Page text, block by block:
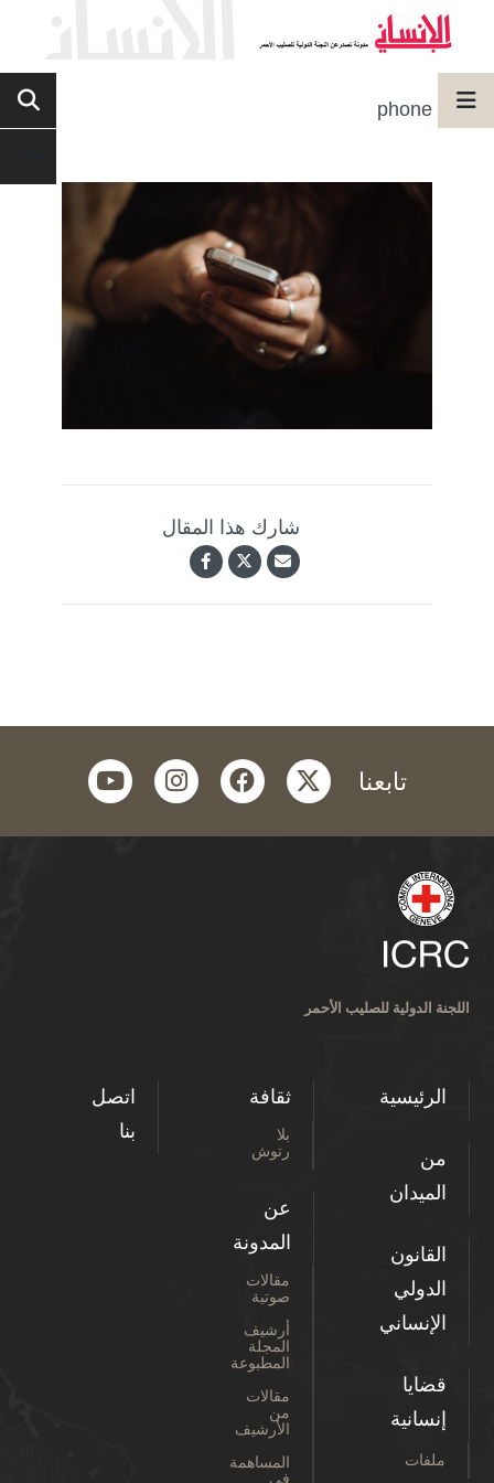
phone
شارك هذا المقال
تابعنا twitter
facebook
instagram
youtube
اللجنة الدولية للصليب الأحمر
الرئيسية
من
الميدان
القانون
الدولي
الإنساني
قضايا
إنسانية
ملفات
ثقافة
بلا
رتوش
عن
المدونة
مقالات
صوتية
أرشيف
المجلة
المطبوعة
مقالات
من
الأرشيف
المساهمة
في
اتصل
بنا